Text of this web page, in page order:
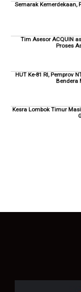
Semarak Kemerdekaan,
Tim Asesor ACQUIN
Proses
HUT Ke-81 RI, Pemprov
Bendera
Kesra Lombok Timur